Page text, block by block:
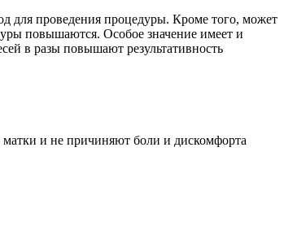
для проведения процедуры. Кроме того, может
повышаются. Особое значение имеет и
в разы повышают результативность
и не причиняют боли и дискомфорта